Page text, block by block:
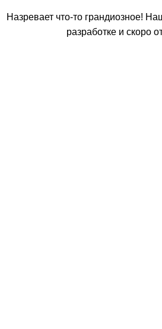
Назревает что-то грандиозное!
разработке и скоро